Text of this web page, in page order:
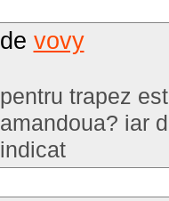
de vovy
pentru trapez
amandoua? iar
indicat